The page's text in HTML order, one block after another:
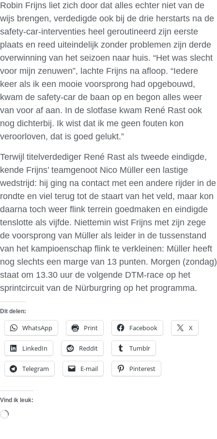
Robin Frijns liet zich door dat alles echter niet van de
wijs brengen, verdedigde ook bij de drie herstarts na de
safety-car-interventies heel geroutineerd zijn eerste
plaats en reed uiteindelijk zonder problemen zijn derde
overwinning van het seizoen naar huis. “Het was slecht
voor mijn zenuwen”, lachte Frijns na afloop. “Iedere
keer als ik een mooie voorsprong had opgebouwd,
kwam de safety-car de baan op en begon alles weer
van voor af aan. In de slotfase kwam René Rast ook
nog dichterbij. Ik wist dat ik me geen fouten kon
veroorloven, dat is goed gelukt.”
Terwijl titelverdediger René Rast als tweede eindigde,
kende Frijns’ teamgenoot Nico Müller een lastige
wedstrijd: hij ging na contact met een andere rijder in de
rondte en viel terug tot de staart van het veld, maar kon
daarna toch weer flink terrein goedmaken en eindigde
tenslotte als vijfde. Niettemin wist Frijns met zijn zege
de voorsprong van Müller als leider in de tussenstand
van het kampioenschap flink te verkleinen: Müller heeft
nog slechts een marge van 13 punten. Morgen (zondag)
staat om 13.30 uur de volgende DTM-race op het
sprintcircuit van de Nürburgring op het programma.
Dit delen:
WhatsApp Print Facebook X
LinkedIn Reddit Tumblr
Telegram E-mail Pinterest
Vind ik leuk:
Aan